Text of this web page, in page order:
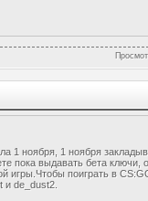
1 ноября, 1 ноября
пока выдавать бета ключи,
игры.Чтобы поиграть в
и de_dust2.